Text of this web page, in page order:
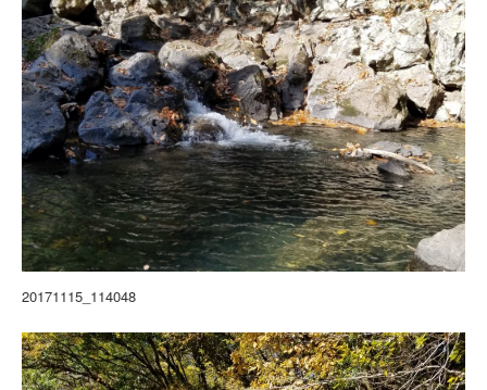
20171115_114048